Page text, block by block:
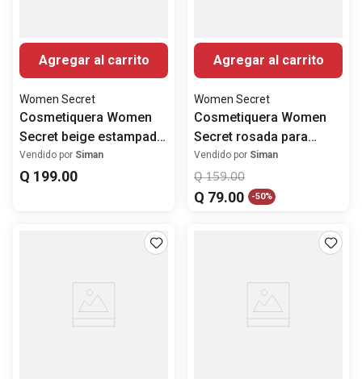
Agregar al carrito
Women Secret
Cosmetiquera Women
Secret beige estampado
Snoopy
Vendido por Siman
Q 199.00
Agregar al carrito
Women Secret
Cosmetiquera Women
Secret rosada para
mujer
Vendido por Siman
Q 159.00
Q 79.00 -50%